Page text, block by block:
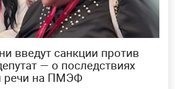
введут санкции против
— о последствиях
речи на ПМЭФ